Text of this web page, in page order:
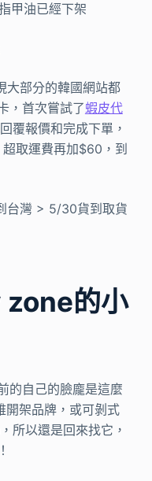
甲油已經下架
大部分的韓國網站都
，首次嘗試了蝦皮代
覆報價和完成下單，
取運費再加$60，到
台灣 > 5/30貨到取貨
zone的小
的自己的臉龐是這麼
開架品牌，或可剝式
所以還是回來找它，